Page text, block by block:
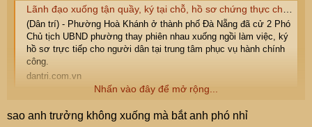
Lãnh đạo xuống tận quầy, ký tại chỗ, hồ sơ chứng thực chỉ mất 15 phút
(Dân trí) - Phường Hoà Khánh ở thành phố Đà Nẵng đã cử 2 Phó
Chủ tịch UBND phường thay phiên nhau xuống ngồi làm việc, ký
hồ sơ trực tiếp cho người dân tại trung tâm phục vụ hành chính
công.
dantri.com.vn
quyền cũng bị ức chế vì phong cách làm việc của các
Nhấn vào đây để mở rộng...
sao anh trưởng không xuống mà bắt anh phó nhỉ